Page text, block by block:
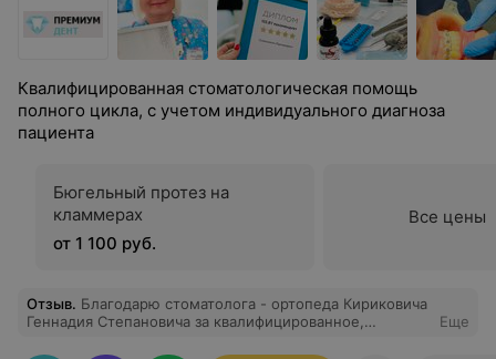
Квалифицированная стоматологическая помощь
полного цикла, с учетом индивидуального диагноза
пациента
Бюгельный протез на
кламмерах
от 1 100 руб.
Все цены
Отзыв. Благодарю стоматолога - ортопеда Кириковича
Геннадия Степановича за квалифицированное,
Еще